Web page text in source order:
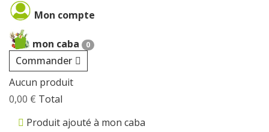
Mon compte
mon caba 0
Commander
Aucun produit
0,00 € Total
Produit ajouté à mon caba
Cookies management panel